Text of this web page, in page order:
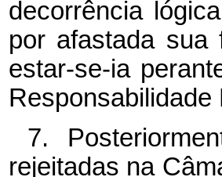
decorrência
por afastada sua
estar-se-ia
Responsabilidade
7.
rejeitadas na